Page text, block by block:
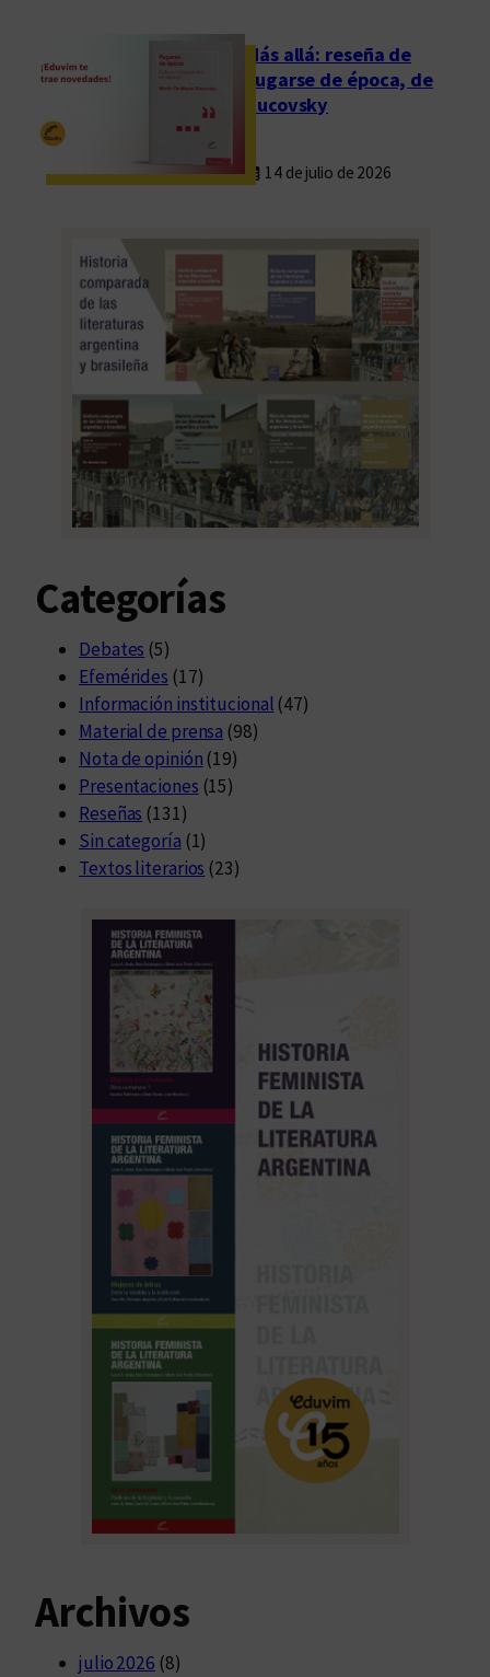
i
a
c
o
s
c
i
o
-
c
l
t
u
r
a
l
Más allá: reseña de
Fugarse de época, de
Rucovsky
14 de julio de 2026
Categorías
Debates (5)
Efemérides (17)
Información institucional (47)
Material de prensa (98)
Nota de opinión (19)
Presentaciones (15)
Reseñas (131)
Sin categoría (1)
Textos literarios (23)
Archivos
julio 2026 (8)